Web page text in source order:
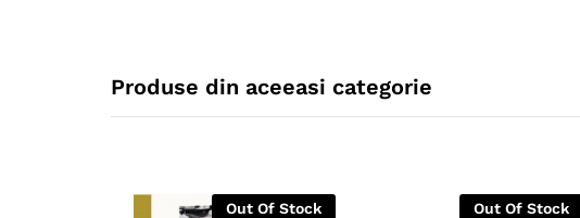
Produse din aceeasi categorie
Out Of Stock Out Of Stock